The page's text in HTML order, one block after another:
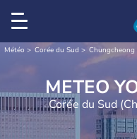
Météo Corée du Sud Chungcheong
Corée du Sud